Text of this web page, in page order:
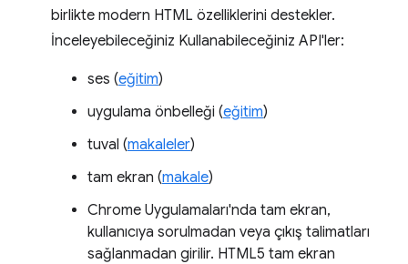
birlikte modern HTML özelliklerini destekler.
İnceleyebileceğiniz Kullanabileceğiniz API'ler:
ses (eğitim)
uygulama önbelleği (eğitim)
tuval (makaleler)
tam ekran (makale)
Chrome Uygulamaları'nda tam ekran,
kullanıcıya sorulmadan veya çıkış talimatları
sağlanmadan girilir. HTML5 tam ekran